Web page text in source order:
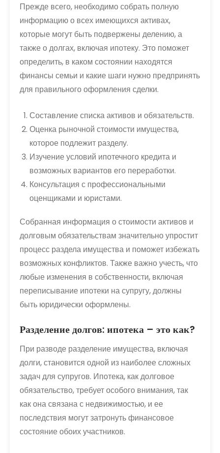
Прежде всего, необходимо собрать полную
информацию о всех имеющихся активах,
которые могут быть подвержены делению, а
также о долгах, включая ипотеку. Это поможет
определить, в каком состоянии находятся
финансы семьи и какие шаги нужно предпринять
для правильного оформления сделки.
Составление списка активов и обязательств.
Оценка рыночной стоимости имущества,
которое подлежит разделу.
Изучение условий ипотечного кредита и
возможных вариантов его переработки.
Консультация с профессиональными
оценщиками и юристами.
Собранная информация о стоимости активов и
долговым обязательствам значительно упростит
процесс раздела имущества и поможет избежать
возможных конфликтов. Также важно учесть, что
любые изменения в собственности, включая
переписывание ипотеки на супругу, должны
быть юридически оформлены.
Разделение долгов: ипотека – это как?
При разводе разделение имущества, включая
долги, становится одной из наиболее сложных
задач для супругов. Ипотека, как долговое
обязательство, требует особого внимания, так
как она связана с недвижимостью, и ее
последствия могут затронуть финансовое
состояние обоих участников.